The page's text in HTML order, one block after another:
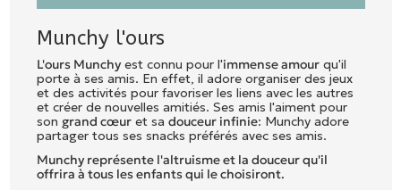
Munchy l'ours
L'ours Munchyest connu pour l'immense amourqu'il
porte à ses amis. En effet, il adore organiser des jeux
et des activités pour favoriser les liens avec les autres
et créer de nouvelles amitiés. Ses amis l'aiment pour
son grand cœuret sa douceur infinie: Munchy adore
partager tous ses snacks préférés avec ses amis.
Munchy représente l'altruisme et la douceur qu'il
offrira à tous les enfants qui le choisiront.